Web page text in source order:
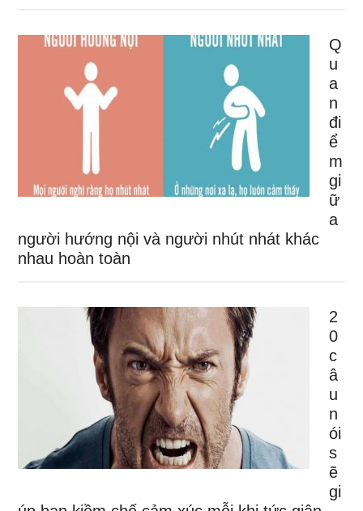
Q
u
a
n
đi
ể
m
gi
ữ
a
người hướng nội và người nhút nhát khác
nhau hoàn toàn
2
0
c
â
u
n
ói
s
ẽ
gi